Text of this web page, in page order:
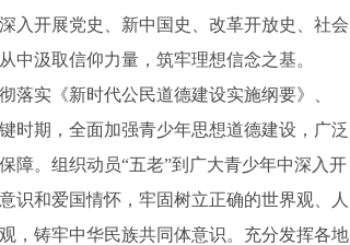
入开展党史、新中国史、改革开放史、社会
中汲取信仰力量，筑牢理想信念之基。
实《新时代公民道德建设实施纲要》、
时期，全面加强青少年思想道德建设，广泛
障。组织动员“五老”到广大青少年中深入开
识和爱国情怀，牢固树立正确的世界观、人
，铸牢中华民族共同体意识。充分发挥各地